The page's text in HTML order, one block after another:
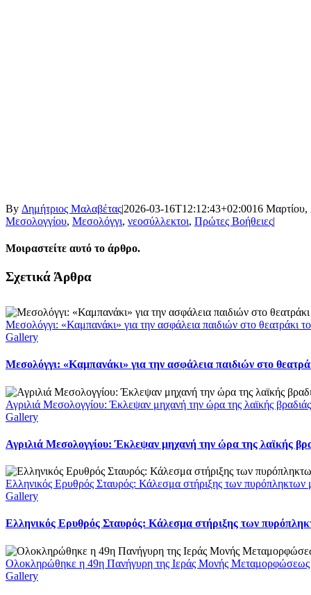
By Δημήτριος Μαλαβέτας|2026-03-16T12:12:43+02:0016 Μαρτίου,
Μεσολογγίου, Μεσολόγγι, νεοσύλλεκτοι, Πρώτες Βοήθειες|
Μοιραστείτε αυτό το άρθρο.
Facebook
X
LinkedIn
WhatsApp
Email
Σχετικά Άρθρα
Μεσολόγγι: «Καμπανάκι» για την ασφάλεια παιδιών στο θεατράκι
Gallery
Μεσολόγγι: «Καμπανάκι» για την ασφάλεια παιδιών στο
Αγριλιά Μεσολογγίου: Έκλεψαν μηχανή την ώρα της λαϊκής
Gallery
Αγριλιά Μεσολογγίου: Έκλεψαν μηχανή την ώρα της λαϊκής
Ελληνικός Ερυθρός Σταυρός: Κάλεσμα στήριξης των πυρόπληκτων
Gallery
Ελληνικός Ερυθρός Σταυρός: Κάλεσμα στήριξης των
Ολοκληρώθηκε η 49η Πανήγυρη της Ιεράς Μονής
Gallery